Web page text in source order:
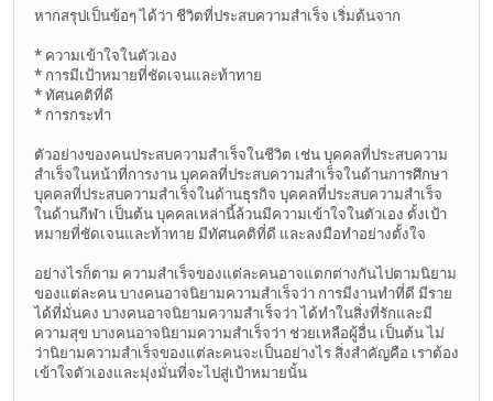
หากสรุปเป็นข้อๆ ได้ว่า ชีวิตที่ประสบความสำเร็จ เริ่มต้นจาก
* ความเข้าใจในตัวเอง
* การมีเป้าหมายที่ชัดเจนและท้าทาย
* ทัศนคติที่ดี
* การกระทำ
ตัวอย่างของคนประสบความสำเร็จในชีวิต เช่น บุคคลที่ประสบความ
สำเร็จในหน้าที่การงาน บุคคลที่ประสบความสำเร็จในด้านการศึกษา
บุคคลที่ประสบความสำเร็จในด้านธุรกิจ บุคคลที่ประสบความสำเร็จ
ในด้านกีฬา เป็นต้น บุคคลเหล่านี้ล้วนมีความเข้าใจในตัวเอง ตั้งเป้า
หมายที่ชัดเจนและท้าทาย มีทัศนคติที่ดี และลงมือทำอย่างตั้งใจ
อย่างไรก็ตาม ความสำเร็จของแต่ละคนอาจแตกต่างกันไปตามนิยาม
ของแต่ละคน บางคนอาจนิยามความสำเร็จว่า การมีงานทำที่ดี มีราย
ได้ที่มั่นคง บางคนอาจนิยามความสำเร็จว่า ได้ทำในสิ่งที่รักและมี
ความสุข บางคนอาจนิยามความสำเร็จว่า ช่วยเหลือผู้อื่น เป็นต้น ไม่
ว่านิยามความสำเร็จของแต่ละคนจะเป็นอย่างไร สิ่งสำคัญคือ เราต้อง
เข้าใจตัวเองและมุ่งมั่นที่จะไปสู่เป้าหมายนั้น